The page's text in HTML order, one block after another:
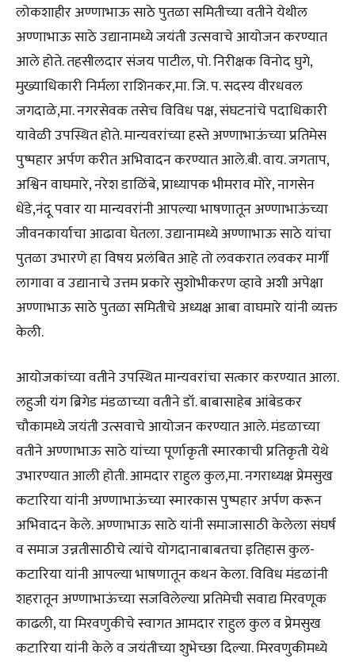
लोकशाहीर अण्णाभाऊ साठे पुतळा समितीच्या वतीने येथील
अण्णाभाऊ साठे उद्यानामध्ये जयंती उत्सवाचे आयोजन करण्यात
आले होते. तहसीलदार संजय पाटील, पो. निरीक्षक विनोद घुगे,
मुख्याधिकारी निर्मला राशिनकर,मा. जि. प. सदस्य वीरधवल
जगदाळे,मा. नगरसेवक तसेच विविध पक्ष, संघटनांचे पदाधिकारी
यावेळी उपस्थित होते. मान्यवरांच्या हस्ते अण्णाभाऊंच्या प्रतिमेस
पुष्पहार अर्पण करीत अभिवादन करण्यात आले.बी. वाय. जगताप,
अश्विन वाघमारे, नरेश डाळिंबे, प्राध्यापक भीमराव मोरे, नागसेन
धेंडे,नंदू पवार या मान्यवरांनी आपल्या भाषणातून अण्णाभाऊंच्या
जीवनकार्याचा आढावा घेतला. उद्यानामध्ये अण्णाभाऊ साठे यांचा
पुतळा उभारणे हा विषय प्रलंबित आहे तो लवकरात लवकर मार्गी
लागावा व उद्यानाचे उत्तम प्रकारे सुशोभीकरण व्हावे अशी अपेक्षा
अण्णाभाऊ साठे पुतळा समितीचे अध्यक्ष आबा वाघमारे यांनी व्यक्त
केली.
आयोजकांच्या वतीने उपस्थित मान्यवरांचा सत्कार करण्यात आला.
लहुजी यंग ब्रिगेड मंडळाच्या वतीने डॉ. बाबासाहेब आंबेडकर
चौकामध्ये जयंती उत्सवाचे आयोजन करण्यात आले. मंडळाच्या
वतीने अण्णाभाऊ साठे यांच्या पूर्णाकृती स्मारकाची प्रतिकृती येथे
उभारण्यात आली होती. आमदार राहुल कुल,मा. नगराध्यक्ष प्रेमसुख
कटारिया यांनी अण्णाभाऊंच्या स्मारकास पुष्पहार अर्पण करून
अभिवादन केले. अण्णाभाऊ साठे यांनी समाजासाठी केलेला संघर्ष
व समाज उन्नतीसाठीचे त्यांचे योगदानाबाबतचा इतिहास कुल-
कटारिया यांनी आपल्या भाषणातून कथन केला. विविध मंडळांनी
शहरातून अण्णाभाऊंच्या सजविलेल्या प्रतिमेची सवाद्य मिरवणूक
काढली, या मिरवणुकीचे स्वागत आमदार राहुल कुल व प्रेमसुख
कटारिया यांनी केले व जयंतीच्या शुभेच्छा दिल्या. मिरवणुकीमध्ये